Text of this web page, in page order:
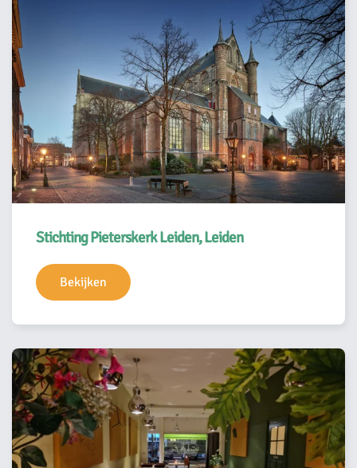
Stichting Pieterskerk Leiden, Leiden
Bekijken